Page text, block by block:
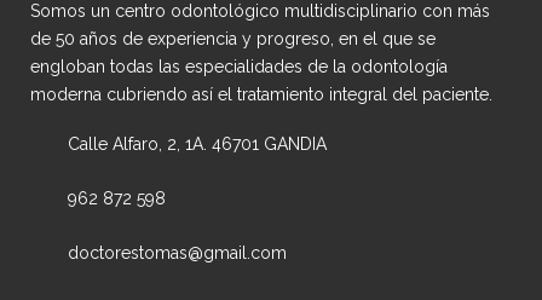
Somos un centro odontológico multidisciplinario con más
de 50 años de experiencia y progreso, en el que se
engloban todas las especialidades de la odontología
moderna cubriendo así el tratamiento integral del paciente.
Calle Alfaro, 2, 1A. 46701 GANDIA
962 872 598
doctorestomas@gmail.com